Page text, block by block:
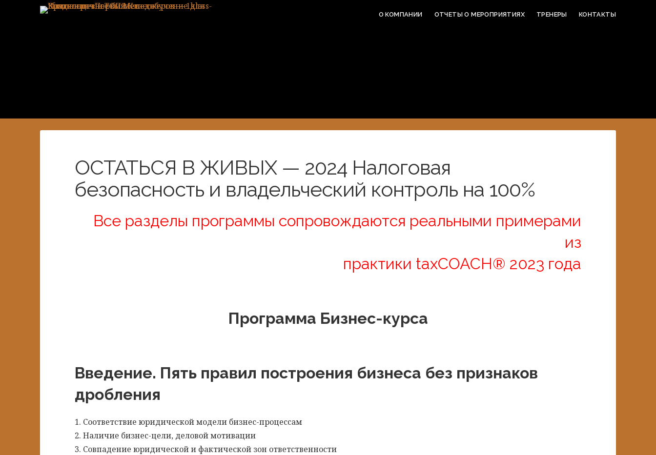
О КОМПАНИИ ОТЧЕТЫ О МЕРОПРИЯТИЯХ ТРЕНЕРЫ КОНТАКТЫ
ОСТАТЬСЯ В ЖИВЫХ — 2024 Налоговая
безопасность и владельческий контроль на 100%
Все разделы программы сопровождаются реальными примерами
из
практики taxCOACH® 2023 года
Программа Бизнес-курса
Введение. Пять правил построения бизнеса без признаков
дробления
1. Соответствие юридической модели бизнес-процессам
2. Наличие бизнес-цели, деловой мотивации
3. Совпадение юридической и фактической зон ответственности